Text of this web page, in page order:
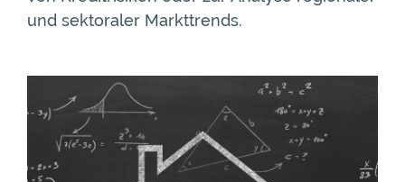
und sektoraler Markttrends.